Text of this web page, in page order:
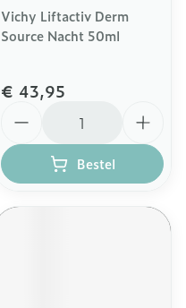
Vichy Liftactiv Derm
Source Nacht 50ml
€ 43,95
Bestel